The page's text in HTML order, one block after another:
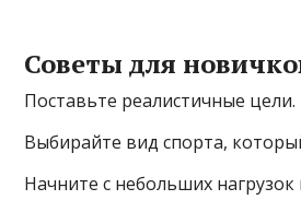
Советы для
Поставьте реалистичные цели.
Выбирайте вид спорта,
Начните с небольших нагрузок